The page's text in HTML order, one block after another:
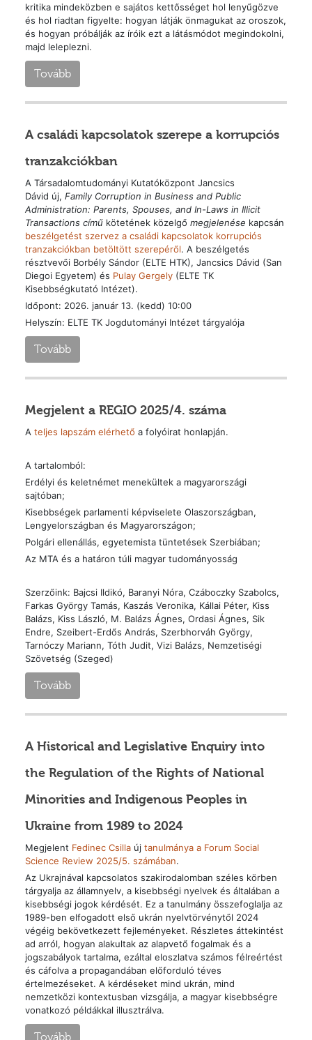
kritika mindeközben e sajátos kettősséget hol lenyűgözve
és hol riadtan figyelte: hogyan látják önmagukat az oroszok,
és hogyan próbálják az íróik ezt a látásmódot megindokolni,
majd leleplezni.
Tovább
A családi kapcsolatok szerepe a korrupciós
tranzakciókban
A Társadalomtudományi Kutatóközpont Jancsics
Dávid új, Family Corruption in Business and Public
Administration: Parents, Spouses, and In-Laws in Illicit
Transactionscímű kötetének közelgő megjelenése kapcsán
beszélgetést szervez a családi kapcsolatok korrupciós
tranzakciókban betöltött szerepéről. A beszélgetés
résztvevői Borbély Sándor (ELTE HTK), Jancsics Dávid (San
Diegoi Egyetem) és Pulay Gergely(ELTE TK
Kisebbségkutató Intézet).
Időpont: 2026. január 13. (kedd) 10:00
Helyszín: ELTE TK Jogdutományi Intézet tárgyalója
Tovább
Megjelent a REGIO 2025/4. száma
A teljes lapszám elérhető a folyóirat honlapján.
A tartalomból:
Erdélyi és keletnémet menekültek a magyarországi
sajtóban;
Kisebbségek parlamenti képviselete Olaszországban,
Lengyelországban és Magyarországon;
Polgári ellenállás, egyetemista tüntetések Szerbiában;
Az MTA és a határon túli magyar tudományosság
Szerzőink: Bajcsi Ildikó, Baranyi Nóra, Czáboczky Szabolcs,
Farkas György Tamás, Kaszás Veronika, Kállai Péter, Kiss
Balázs, Kiss László, M. Balázs Ágnes, Ordasi Ágnes, Sik
Endre, Szeibert-Erdős András, Szerbhorváh György,
Tarnóczy Mariann, Tóth Judit, Vizi Balázs, Nemzetiségi
Szövetség (Szeged)
Tovább
A Historical and Legislative Enquiry into
the Regulation of the Rights of National
Minorities and Indigenous Peoples in
Ukraine from 1989 to 2024
Megjelent Fedinec Csillaúj tanulmánya a Forum Social
Science Review 2025/5. számában.
Az Ukrajnával kapcsolatos szakirodalomban széles körben
tárgyalja az államnyelv, a kisebbségi nyelvek és általában a
kisebbségi jogok kérdését. Ez a tanulmány összefoglalja az
1989-ben elfogadott első ukrán nyelvtörvénytől 2024
végéig bekövetkezett fejleményeket. Részletes áttekintést
ad arról, hogyan alakultak az alapvető fogalmak és a
jogszabályok tartalma, ezáltal eloszlatva számos félreértést
és cáfolva a propagandában előforduló téves
értelmezéseket. A kérdéseket mind ukrán, mind
nemzetközi kontextusban vizsgálja, a magyar kisebbségre
vonatkozó példákkal illusztrálva.
Tovább